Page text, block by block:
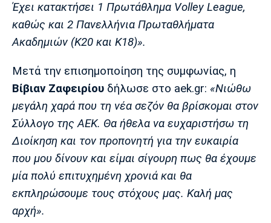
Μπορούσια
Παρί Σεν
Μονακό
Ερυθρός
Αστέρας
Τότεναμ
Πόρτο
Έχει κατακτήσει 1 Πρωτάθλημα Volley League,
καθώς και 2 Πανελλήνια Πρωταθλήματα
Ακαδημιών (Κ20 και Κ18)».
Μετά την επισημοποίηση της συμφωνίας, η
Βίβιαν Ζαφειρίου δήλωσε στο aek.gr: «Νιώθω
μεγάλη χαρά που τη νέα σεζόν θα βρίσκομαι στον
Σύλλογο της ΑΕΚ. Θα ήθελα να ευχαριστήσω τη
Διοίκηση και τον προπονητή για την ευκαιρία
που μου δίνουν και είμαι σίγουρη πως θα έχουμε
μία πολύ επιτυχημένη χρονιά και θα
εκπληρώσουμε τους στόχους μας. Καλή μας
αρχή».